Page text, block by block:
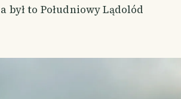
był to Południowy Lądolód